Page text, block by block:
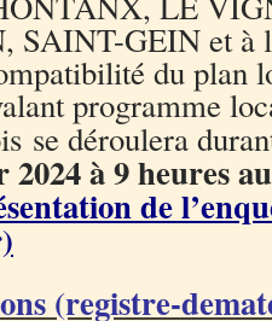
SAINT-GEIN et à
du plan
programme
se déroulera
à 9 heures
de
(registre-